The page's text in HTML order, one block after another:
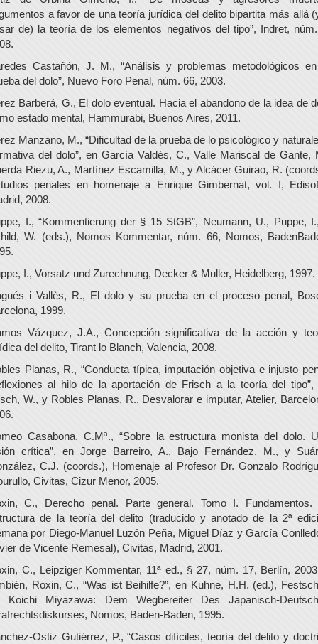
a favor de una teoría jurídica del delito bipartita más allá
de) la teoría de los elementos negativos del tipo”, Indret,
Castañón, J. M., “Análisis y problemas metodológicos
del dolo”, Nuevo Foro Penal, núm. 66, 2003.
Barberá, G., El dolo eventual. Hacia el abandono de la idea de
estado mental, Hammurabi, Buenos Aires, 2011.
Manzano, M., “Dificultad de la prueba de lo psicológico y
del dolo”, en García Valdés, C., Valle Mariscal de Gante,
Riezu, A., Martínez Escamilla, M., y Alcácer Guirao, R.
penales en homenaje a Enrique Gimbernat, vol. I,
2008.
I., “Kommentierung der § 15 StGB”, Neumann, U., Puppe,
W. (eds.), Nomos Kommentar, núm. 66, Nomos,
I., Vorsatz und Zurechnung, Decker & Muller, Heidelberg, 1997.
i Vallès, R., El dolo y su prueba en el proceso penal,
1999.
Vázquez, J.A., Concepción significativa de la acción y
del delito, Tirant lo Blanch, Valencia, 2008.
Planas, R., “Conducta típica, imputación objetiva e injusto
al hilo de la aportación de Frisch a la teoría del tipo”,
W., y Robles Planas, R., Desvalorar e imputar, Atelier,
Casabona, C.Mª., “Sobre la estructura monista del dolo.
crítica”, en Jorge Barreiro, A., Bajo Fernández, M., y
C.J. (coords.), Homenaje al Profesor Dr. Gonzalo
Civitas, Cizur Menor, 2005.
C., Derecho penal. Parte general. Tomo I. Fundamentos.
de la teoría del delito (traducido y anotado de la 2ª
por Diego-Manuel Luzón Peña, Miguel Díaz y García
de Vicente Remesal), Civitas, Madrid, 2001.
C., Leipziger Kommentar, 11ª ed., § 27, núm. 17, Berlín,
Roxin, C., “Was ist Beihilfe?”, en Kuhne, H.H. (ed.),
Koichi Miyazawa: Dem Wegbereiter Des Japanisch-
Nomos, Baden-Baden, 1995.
Ostiz Gutiérrez, P., “Casos difíciles, teoría del delito y